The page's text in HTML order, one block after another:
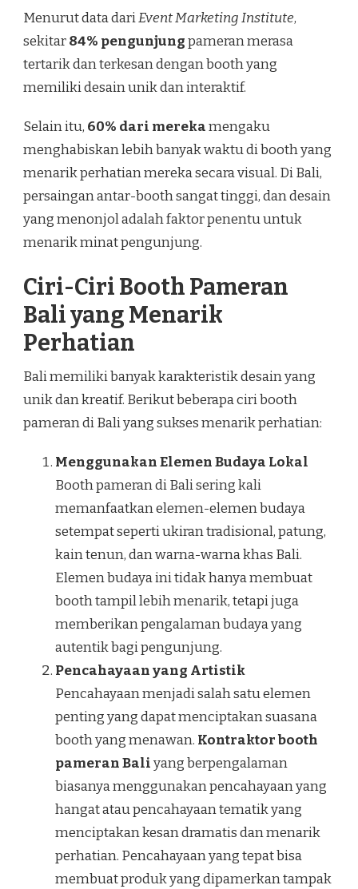
Menurut data dariEvent Marketing Institute,
sekitar84% pengunjungpameran merasa
tertarik dan terkesan dengan booth yang
memiliki desain unik dan interaktif.
Selain itu, 60% dari merekamengaku
menghabiskan lebih banyak waktu di booth yang
menarik perhatian mereka secara visual. Di Bali,
persaingan antar-booth sangat tinggi, dan desain
yang menonjol adalah faktor penentu untuk
menarik minat pengunjung.
Ciri-Ciri Booth Pameran
Bali yang Menarik
Perhatian
Bali memiliki banyak karakteristik desain yang
unik dan kreatif. Berikut beberapa ciri booth
pameran di Bali yang sukses menarik perhatian:
Menggunakan Elemen Budaya Lokal
Booth pameran di Bali sering kali
memanfaatkan elemen-elemen budaya
setempat seperti ukiran tradisional, patung,
kain tenun, dan warna-warna khas Bali.
Elemen budaya ini tidak hanya membuat
booth tampil lebih menarik, tetapi juga
memberikan pengalaman budaya yang
autentik bagi pengunjung.
Pencahayaan yang Artistik
Pencahayaan menjadi salah satu elemen
penting yang dapat menciptakan suasana
booth yang menawan. Kontraktor booth
pameran Baliyang berpengalaman
biasanya menggunakan pencahayaan yang
hangat atau pencahayaan tematik yang
menciptakan kesan dramatis dan menarik
perhatian. Pencahayaan yang tepat bisa
membuat produk yang dipamerkan tampak